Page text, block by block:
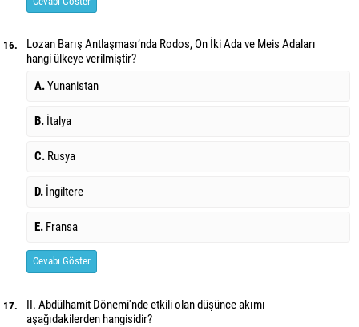
16.
Lozan Barış Antlaşması’nda Rodos, On İki Ada ve Meis Adaları
hangi ülkeye verilmiştir?
A.Yunanistan
B. İtalya
C. Rusya
D. İngiltere
E. Fransa
Cevabı Göster
17.
II. Abdülhamit Dönemi'nde etkili olan düşünce akımı
aşağıdakilerden hangisidir?